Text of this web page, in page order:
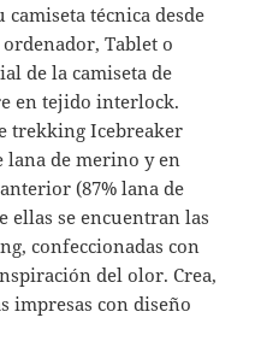
técnica desde
Tablet o
de la camiseta de
en tejido interlock.
trekking Icebreaker
lana de merino y en
(87% lana de
ellas se encuentran las
confeccionadas con
del olor. Crea,
impresas con diseño